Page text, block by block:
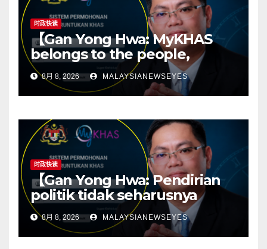
时政快读
【Gan Yong Hwa: MyKHAS
belongs to the people,
Political positions should not
determine constituency
resources】
8月 8, 2026 MALAYSIANEWSEYES
时政快读
【Gan Yong Hwa: Pendirian
politik tidak seharusnya
menentukan sumber
kawasan; ketelusan asas
kepada politik yang sihat】
8月 8, 2026 MALAYSIANEWSEYES